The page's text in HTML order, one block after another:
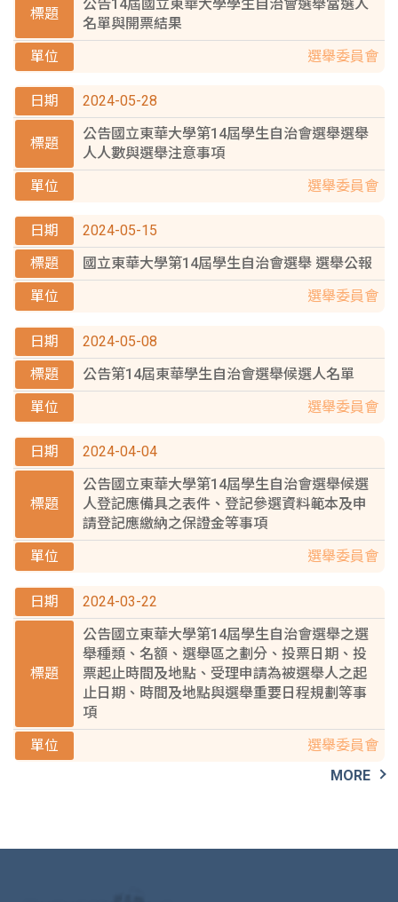
公告14屆國立東華大學學生自治會選舉當選人
名單與開票結果
選舉委員會
2024-05-28
公告國立東華大學第14屆學生自治會選舉選舉
人人數與選舉注意事項
選舉委員會
2024-05-15
國立東華大學第14屆學生自治會選舉 選舉公報
選舉委員會
2024-05-08
公告第14屆東華學生自治會選舉候選人名單
選舉委員會
2024-04-04
公告國立東華大學第14屆學生自治會選舉候選
人登記應備具之表件、登記參選資料範本及申
請登記應繳納之保證金等事項
選舉委員會
2024-03-22
公告國立東華大學第14屆學生自治會選舉之選
舉種類、名額、選舉區之劃分、投票日期、投
票起止時間及地點、受理申請為被選舉人之起
止日期、時間及地點與選舉重要日程規劃等事
項
選舉委員會
MORE